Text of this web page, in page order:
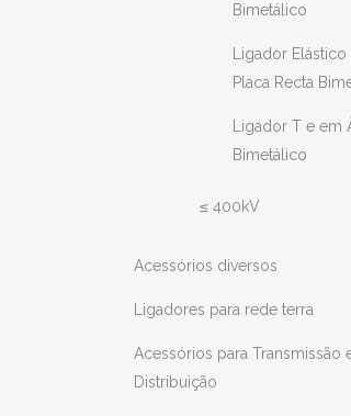
Bimetálico
Ligador
Placa Recta
Ligador T e em
Bimetálico
≤ 400kV
Acessórios diversos
Ligadores para rede terra
Acessórios para Transmissão
Distribuição